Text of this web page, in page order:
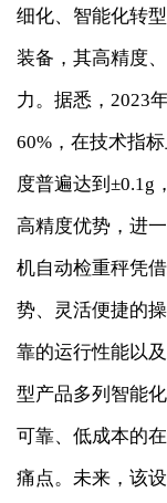
细化、智能化转
装备，其高精度
力。据悉，2023
60%，在技术指
度普遍达到±0.1g
高精度优势，进
机自动检重秤凭
势、灵活便捷的
靠的运行性能以
型产品多列智能
可靠、低成本的
痛点。未来，该